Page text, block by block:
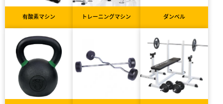
有酸素マシン トレーニングマシン ダンベル